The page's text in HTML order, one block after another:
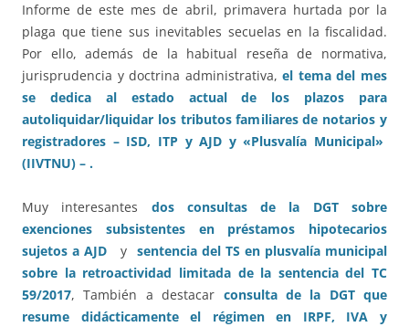
Informe de este mes de abril, primavera hurtada por la
plaga que tiene sus inevitables secuelas en la fiscalidad.
Por ello, además de la habitual reseña de normativa,
jurisprudencia y doctrina administrativa,el tema del mes
se dedica al estado actual de los plazos para
autoliquidar/liquidar los tributos familiares de notarios y
registradores – ISD, ITP y AJD y «Plusvalía Municipal»
(IIVTNU) – .
Muy interesantes dos consultas de la DGT sobre
exenciones subsistentes en préstamos hipotecarios
sujetos a AJD y sentencia del TS en plusvalía municipal
sobre la retroactividad limitada de la sentencia del TC
59/2017, También a destacar consulta de la DGT que
resume didácticamente el régimen en IRPF, IVA y